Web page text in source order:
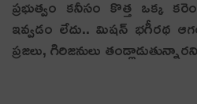
ప్రభుత్వం కనీసం కొత్త ఒక్క
ఇవ్వడం లేదు.. మిషన్ భగీరథ
ప్రజలు, గిరిజనులు